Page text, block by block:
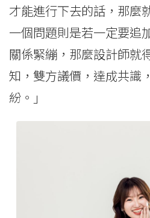
才能進行下去的話，那麼
一個問題則是若一定要追
關係緊繃，那麼設計師就
知，雙方議價，達成共識
紛。」